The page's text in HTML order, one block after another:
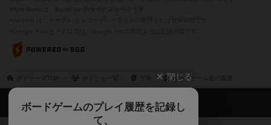
ボードゲーム会の履歴
閉じる
ボードゲームのプレイ履歴を記録し
て、
ボドゲーマTOP